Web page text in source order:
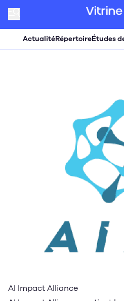
ActualitéRépertoireÉtudes
AI Impact Alliance